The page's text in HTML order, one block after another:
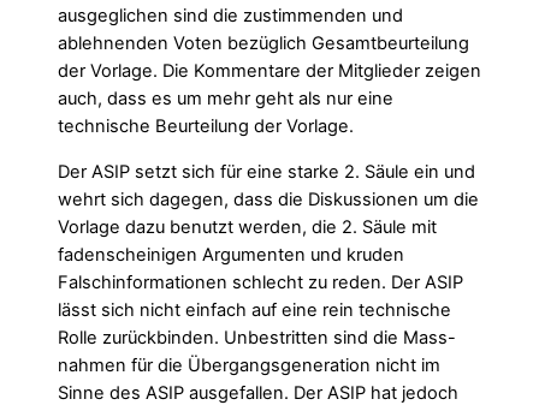
ausgeglichen sind die zustimmenden und
ablehnenden Voten bezüglich Gesamtbeurteilung
der Vorlage. Die Kommentare der Mitglieder zeigen
auch, dass es um mehr geht als nur eine
technische Beurteilung der Vorlage.
Der ASIP setzt sich für eine starke 2. Säule ein und
wehrt sich dagegen, dass die Diskussionen um die
Vorlage dazu benutzt werden, die 2. Säule mit
fadenscheinigen Argumenten und kruden
Falschinformationen schlecht zu reden. Der ASIP
lässt sich nicht einfach auf eine rein technische
Rolle zurückbinden. Unbestritten sind die Mass-
nahmen für die Übergangsgeneration nicht im
Sinne des ASIP ausgefallen. Der ASIP hat jedoch